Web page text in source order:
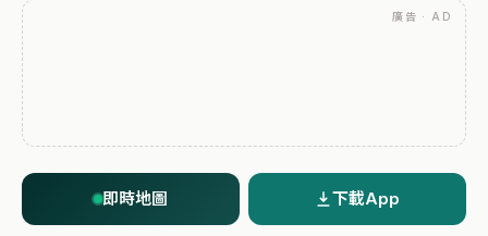
廣告 · AD
即時地圖 下載App